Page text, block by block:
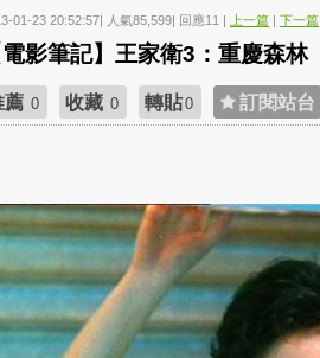
01-23 20:52:57| 人氣85,599| 回應11 | 上一篇 | 下一篇
影筆記】王家衛3：重慶森林
薦 0 收藏 0 轉貼0 訂閱站台